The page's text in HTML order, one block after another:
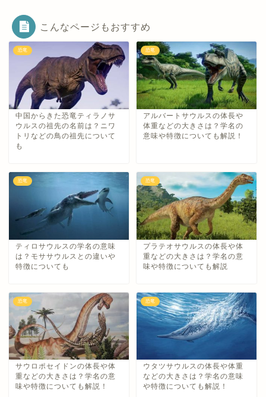
こんなページもおすすめ
恐竜
中国からきた恐竜ティラノサ
ウルスの祖先の名前は？ニワ
トリなどの鳥の祖先について
も
恐竜
アルバートサウルスの体長や
体重などの大きさは？学名の
意味や特徴についても解説！
恐竜
ティロサウルスの学名の意味
は？モササウルスとの違いや
特徴についても
恐竜
プラテオサウルスの体長や体
重などの大きさは？学名の意
味や特徴についても解説
恐竜
サウロポセイドンの体長や体
重などの大きさは？学名の意
味や特徴についても解説！
恐竜
ウタツサウルスの体長や体重
などの大きさは？学名の意味
や特徴についても解説！